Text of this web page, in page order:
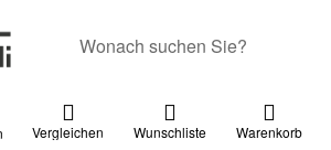
Vergleichen Wunschliste Warenkorb